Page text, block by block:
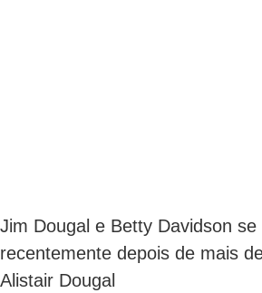
Jim Dougal e Betty Davidson
recentemente depois de mais
Alistair Dougal